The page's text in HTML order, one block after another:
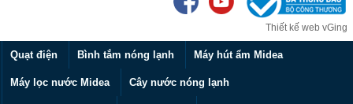
Thiết kế web vGing
Quạt điện Bình tắm nóng lạnh Máy hút ẩm Midea
Máy lọc nước Midea Cây nước nóng lạnh